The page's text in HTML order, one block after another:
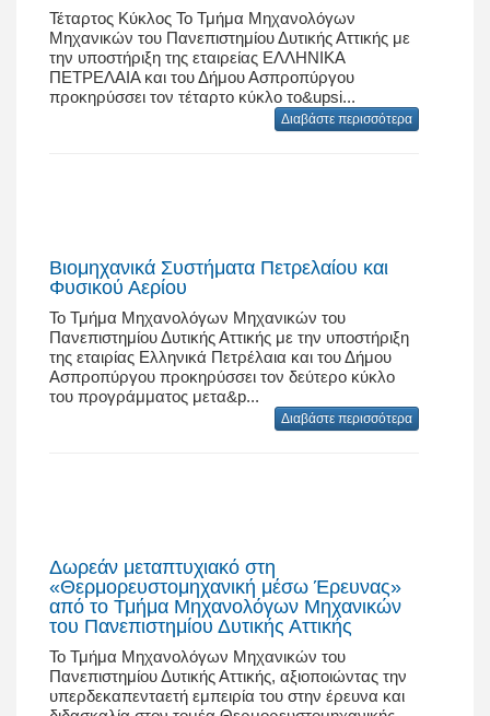
Τέταρτος Κύκλος Το Τμήμα Μηχανολόγων
Μηχανικών του Πανεπιστημίου Δυτικής Αττικής με
την υποστήριξη της εταιρείας ΕΛΛΗΝΙΚΑ
ΠΕΤΡΕΛΑΙΑ και του Δήμου Ασπροπύργου
προκηρύσσει τον τέταρτο κύκλο το&upsi...
Διαβάστε περισσότερα
Βιομηχανικά Συστήματα Πετρελαίου και
Φυσικού Αερίου
Το Τμήμα Μηχανολόγων Μηχανικών του
Πανεπιστημίου Δυτικής Αττικής με την υποστήριξη
της εταιρίας Ελληνικά Πετρέλαια και του Δήμου
Ασπροπύργου προκηρύσσει τον δεύτερο κύκλο
του προγράμματος μετα&p...
Διαβάστε περισσότερα
Δωρεάν μεταπτυχιακό στη
«Θερμορευστομηχανική μέσω Έρευνας»
από το Τμήμα Μηχανολόγων Μηχανικών
του Πανεπιστημίου Δυτικής Αττικής
Το Τμήμα Μηχανολόγων Μηχανικών του
Πανεπιστημίου Δυτικής Αττικής, αξιοποιώντας την
υπερδεκαπενταετή εμπειρία του στην έρευνα και